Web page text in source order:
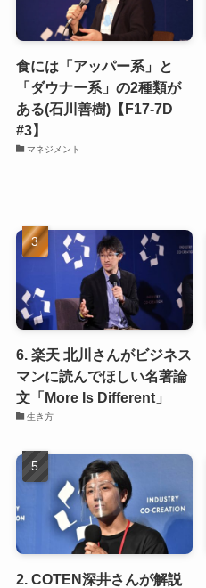
食には「アッパー系」と
「ダウナー系」の2種類が
ある(石川善樹)【F17-7D
#3】
マネジメント
6. 楽天 北川さんがビジネス
マンに読んでほしい名著論
文「More Is Different」
生き方
2. COTEN深井さんが解説